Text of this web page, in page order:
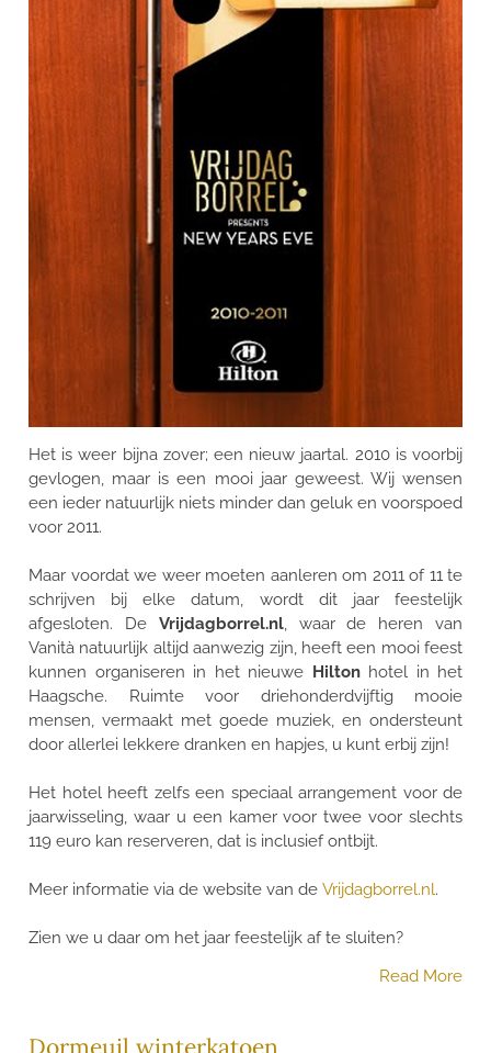
Het is weer bijna zover; een nieuw jaartal. 2010 is voorbij
gevlogen, maar is een mooi jaar geweest. Wij wensen
een ieder natuurlijk niets minder dan geluk en voorspoed
voor 2011.
Maar voordat we weer moeten aanleren om 2011 of 11 te
schrijven bij elke datum, wordt dit jaar feestelijk
afgesloten. De Vrijdagborrel.nl, waar de heren van
Vanità natuurlijk altijd aanwezig zijn, heeft een mooi feest
kunnen organiseren in het nieuwe Hiltonhotel in het
Haagsche. Ruimte voor driehonderdvijftig mooie
mensen, vermaakt met goede muziek, en ondersteunt
door allerlei lekkere dranken en hapjes, u kunt erbij zijn!
Het hotel heeft zelfs een speciaal arrangement voor de
jaarwisseling, waar u een kamer voor twee voor slechts
119 euro kan reserveren, dat is inclusief ontbijt.
Meer informatie via de website van de Vrijdagborrel.nl.
Zien we u daar om het jaar feestelijk af te sluiten?
Read More
Dormeuil winterkatoen